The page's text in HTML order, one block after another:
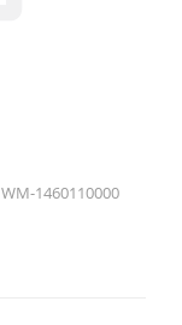
WM-1460110000